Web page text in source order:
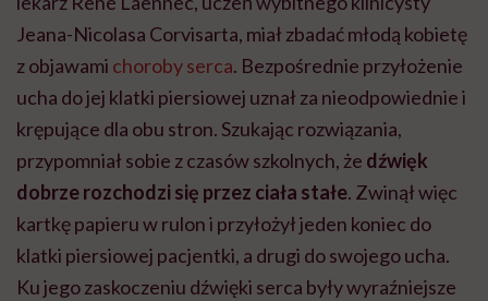
Jeana-Nicolasa Corvisarta, miał zbadać młodą kobietę
z objawami choroby serca. Bezpośrednie przyłożenie
ucha do jej klatki piersiowej uznał za nieodpowiednie i
krępujące dla obu stron. Szukając rozwiązania,
przypomniał sobie z czasów szkolnych, że dźwięk
dobrze rozchodzi się przez ciała stałe. Zwinął więc
kartkę papieru w rulon i przyłożył jeden koniec do
klatki piersiowej pacjentki, a drugi do swojego ucha.
Ku jego zaskoczeniu dźwięki serca były wyraźniejsze